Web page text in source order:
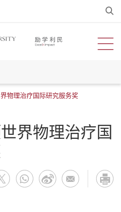
开
物理治疗国际研究服务奖
界物理治疗国